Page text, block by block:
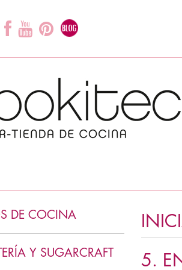
DE COCINA
ASIÁTICA
Y SUGARCRAFT 5.